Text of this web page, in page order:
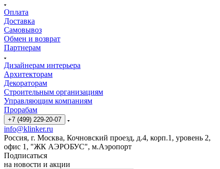
Оплата
Доставка
Самовывоз
Обмен и возврат
Партнерам
Дизайнерам интерьера
Архитекторам
Декораторам
Строительным организациям
Управляющим компаниям
Прорабам
+7 (499) 229-20-07
info@klinker.ru
Россия, г. Москва, Кочновский проезд, д.4, корп.1, уровень 2,
офис 1, "ЖК АЭРОБУС", м.Аэропорт
Подписаться
на новости и акции